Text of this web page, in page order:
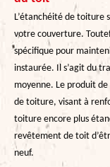
L’étanchéité de toiture
votre couverture.
spécifique pour
instaurée. Il s’agit du
moyenne. Le produit
de toiture, visant à
toiture encore plus
revêtement de toit
neuf.